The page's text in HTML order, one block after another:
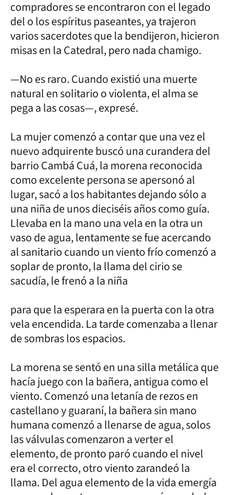
compradores se encontraron con el legado
del o los espíritus paseantes, ya trajeron
varios sacerdotes que la bendijeron, hicieron
misas en la Catedral, pero nada chamigo.
—No es raro. Cuando existió una muerte
natural en solitario o violenta, el alma se
pega a las cosas—, expresé.
La mujer comenzó a contar que una vez el
nuevo adquirente buscó una curandera del
barrio Cambá Cuá, la morena reconocida
como excelente persona se apersonó al
lugar, sacó a los habitantes dejando sólo a
una niña de unos dieciséis años como guía.
Llevaba en la mano una vela en la otra un
vaso de agua, lentamente se fue acercando
al sanitario cuando un viento frío comenzó a
soplar de pronto, la llama del cirio se
sacudía, le frenó a la niña
para que la esperara en la puerta con la otra
vela encendida. La tarde comenzaba a llenar
de sombras los espacios.
La morena se sentó en una silla metálica que
hacía juego con la bañera, antigua como el
viento. Comenzó una letanía de rezos en
castellano y guaraní, la bañera sin mano
humana comenzó a llenarse de agua, solos
las válvulas comenzaron a verter el
elemento, de pronto paró cuando el nivel
era el correcto, otro viento zarandeó la
llama. Del agua elemento de la vida emergía